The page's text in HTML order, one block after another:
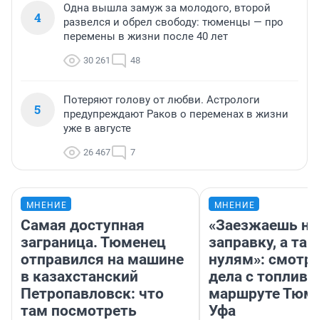
4
Одна вышла замуж за молодого, второй
развелся и обрел свободу: тюменцы — про
перемены в жизни после 40 лет
30 261 48
5
Потеряют голову от любви. Астрологи
предупреждают Раков о переменах в жизни
уже в августе
26 467 7
МНЕНИЕ
Самая доступная
заграница. Тюменец
отправился на машине
в казахстанский
Петропавловск: что
там посмотреть
МНЕНИЕ
«Заезжаешь на
заправку, а
нулям»:
дела с
маршруте
Уфа